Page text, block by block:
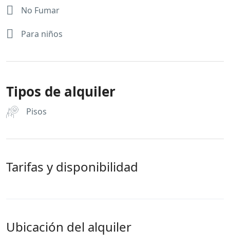
No Fumar
Para niños
Tipos de alquiler
Pisos
Tarifas y disponibilidad
Ubicación del alquiler